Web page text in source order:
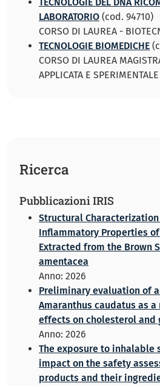
LABORATORIO (cod. 94710)
CORSO DI LAUREA -
TECNOLOGIE BIOMEDICHE
CORSO DI LAUREA
APPLICATA E SPERIMENTALE
Ricerca
Pubblicazioni IRIS
Structural
Inflammatory Properties
Extracted from the Brown
amentacea
Anno: 2026
Preliminary evaluation of
Amaranthus caudatus as
effects on cholesterol and
Anno: 2026
The exposure to inhalable
impact on the safety
products and their